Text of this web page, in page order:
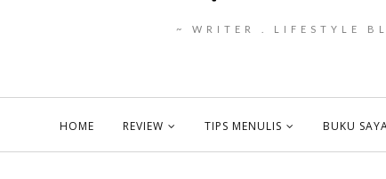
~ WRITER . LIFESTYLE
HOME REVIEW TIPS MENULIS BUKU